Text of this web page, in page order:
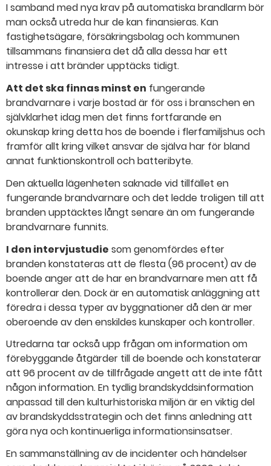
I samband med nya krav på automatiska brandlarm bör
man också utreda hur de kan finansieras. Kan
fastighetsägare, försäkringsbolag och kommunen
tillsammans finansiera det då alla dessa har ett
intresse i att bränder upptäcks tidigt.
Att det ska finnas minst en fungerande
brandvarnare i varje bostad är för oss i branschen en
självklarhet idag men det finns fortfarande en
okunskap kring detta hos de boende i flerfamiljshus och
framför allt kring vilket ansvar de själva har för bland
annat funktionskontroll och batteribyte.
Den aktuella lägenheten saknade vid tillfället en
fungerande brandvarnare och det ledde troligen till att
branden upptäcktes långt senare än om fungerande
brandvarnare funnits.
I den intervjustudie som genomfördes efter
branden konstateras att de flesta (96 procent) av de
boende anger att de har en brandvarnare men att få
kontrollerar den. Dock är en automatisk anläggning att
föredra i dessa typer av byggnationer då den är mer
oberoende av den enskildes kunskaper och kontroller.
Utredarna tar också upp frågan om information om
förebyggande åtgärder till de boende och konstaterar
att 96 procent av de tillfrågade angett att de inte fått
någon information. En tydlig brandskyddsinformation
anpassad till den kulturhistoriska miljön är en viktig del
av brandskyddsstrategin och det finns anledning att
göra nya och kontinuerliga informationsinsatser.
En sammanställning av de incidenter och händelser